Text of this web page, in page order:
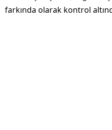
farkında olarak kontrol